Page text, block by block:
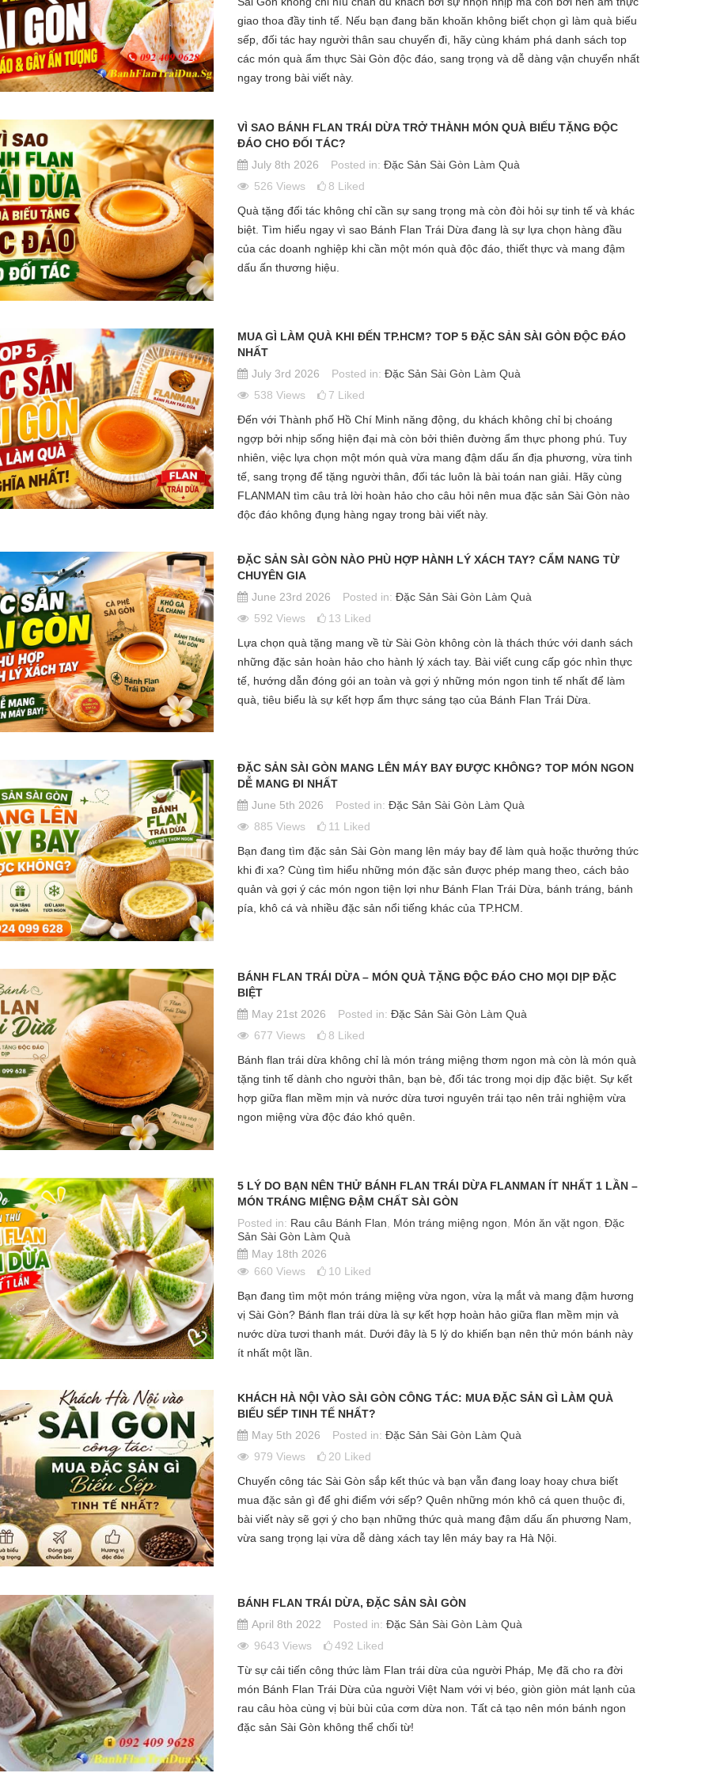
TRÁNG MIỆNG GIẢI
HÈ SÀI GÒN NGON &
tráng miệng ngon
0comments
hè với cái nắng oi ả
ta thèm những
mát. Cùng điểm
VÌ SAO RAU CÂU BÁNH FLAN
ĐƯỢC GIỚI TRẺ YÊU THÍCH? 7
LÝ DO KHÔNG THỂ BỎ QUA
Posted in:Rau câu Bánh Flan
June 11th 2026
1147views
comments
18 Liked
Rau câu bánh flan không chỉ là một
món tráng miệng, mà còn là "chân
ái" giải nhiệt của giới trẻ. Sự kết
TOP 5 MÓN TRÁNG MIỆNG NGON
NHẤT SÀI GÒN BẠN NÊN THỬ ÍT
NHẤT MỘT LẦN
Posted in:
1043views 0 comments
14 Liked
Bạn đang tìm món tráng miệng
KHÁCH HÀ NỘI VÀO SÀI GÒN
Quà
May 5th 2026
979views
Liked
điểm với sếp? Quên...
MIỆNG NGON
DỄ LÀM, THANH
TÌNH THÂN
tráng miệng ngon
0comments
ăn gia đình, một món
mát không chỉ
tuyệt...
TOP 5 MÓN QUÀ ẨM THỰC SÀI
GÒN ĐỘC ĐÁO MUA TẶNG
NGƯỜI THÂN NHẤT ĐỊNH PHẢI
BIẾT
Posted in:Đặc Sản Sài Gòn Làm
Quà
July 17th 2026
499views
comments
6 Liked
Sài Gòn không chỉ níu chân du
nền ẩm thực giao thoa đầy tinh tế.
Nếu bạn đang băn...
TRỞ THÀNH MÓN QUÀ BIẾU
TẶNG ĐỘC ĐÁO CHO ĐỐI TÁC?
Quà
July 8th 2026
526views 0comments
8
Liked
Quà
July 3rd 2026
538views
7 Liked
giao thoa đầy tinh tế. Nếu bạn đang băn khoăn không biết chọn gì làm quà biếu
sếp, đối tác hay người thân sau chuyến đi, hãy cùng khám phá danh sách top
các món quà ẩm thực Sài Gòn độc đáo, sang trọng và dễ dàng vận chuyển nhất
ngay trong bài viết này.
VÌ SAO BÁNH FLAN TRÁI DỪA TRỞ THÀNH MÓN QUÀ BIẾU TẶNG ĐỘC
ĐÁO CHO ĐỐI TÁC?
Posted in: Đặc Sản Sài Gòn Làm Quà
July 8th 2026
526 Views 8 Liked
Quà tặng đối tác không chỉ cần sự sang trọng mà còn đòi hỏi sự tinh tế và khác
biệt. Tìm hiểu ngay vì sao Bánh Flan Trái Dừa đang là sự lựa chọn hàng đầu
của các doanh nghiệp khi cần một món quà độc đáo, thiết thực và mang đậm
dấu ấn thương hiệu.
MUA GÌ LÀM QUÀ KHI ĐẾN TP.HCM? TOP 5 ĐẶC SẢN SÀI GÒN ĐỘC ĐÁO
NHẤT
Posted in: Đặc Sản Sài Gòn Làm Quà
July 3rd 2026
538 Views 7 Liked
Đến với Thành phố Hồ Chí Minh năng động, du khách không chỉ bị choáng
ngợp bởi nhịp sống hiện đại mà còn bởi thiên đường ẩm thực phong phú. Tuy
nhiên, việc lựa chọn một món quà vừa mang đậm dấu ấn địa phương, vừa tinh
tế, sang trọng để tặng người thân, đối tác luôn là bài toán nan giải. Hãy cùng
FLANMAN tìm câu trả lời hoàn hảo cho câu hỏi nên mua đặc sản Sài Gòn nào
độc đáo không đụng hàng ngay trong bài viết này.
ĐẶC SẢN SÀI GÒN NÀO PHÙ HỢP HÀNH LÝ XÁCH TAY? CẨM NANG TỪ
CHUYÊN GIA
Posted in: Đặc Sản Sài Gòn Làm Quà
June 23rd 2026
592 Views 13 Liked
Lựa chọn quà tặng mang về từ Sài Gòn không còn là thách thức với danh sách
những đặc sản hoàn hảo cho hành lý xách tay. Bài viết cung cấp góc nhìn thực
tế, hướng dẫn đóng gói an toàn và gợi ý những món ngon tinh tế nhất để làm
quà, tiêu biểu là sự kết hợp ẩm thực sáng tạo của Bánh Flan Trái Dừa.
ĐẶC SẢN SÀI GÒN MANG LÊN MÁY BAY ĐƯỢC KHÔNG? TOP MÓN NGON
DỄ MANG ĐI NHẤT
Posted in: Đặc Sản Sài Gòn Làm Quà
June 5th 2026
885 Views 11 Liked
Bạn đang tìm đặc sản Sài Gòn mang lên máy bay để làm quà hoặc thưởng thức
khi đi xa? Cùng tìm hiểu những món đặc sản được phép mang theo, cách bảo
quản và gợi ý các món ngon tiện lợi như Bánh Flan Trái Dừa, bánh tráng, bánh
pía, khô cá và nhiều đặc sản nổi tiếng khác của TP.HCM.
BÁNH FLAN TRÁI DỪA – MÓN QUÀ TẶNG ĐỘC ĐÁO CHO MỌI DỊP ĐẶC
BIỆT
Posted in: Đặc Sản Sài Gòn Làm Quà
May 21st 2026
677 Views 8 Liked
Bánh flan trái dừa không chỉ là món tráng miệng thơm ngon mà còn là món quà
tặng tinh tế dành cho người thân, bạn bè, đối tác trong mọi dịp đặc biệt. Sự kết
hợp giữa flan mềm mịn và nước dừa tươi nguyên trái tạo nên trải nghiệm vừa
ngon miệng vừa độc đáo khó quên.
5 LÝ DO BẠN NÊN THỬ BÁNH FLAN TRÁI DỪA FLANMAN ÍT NHẤT 1 LẦN –
MÓN TRÁNG MIỆNG ĐẬM CHẤT SÀI GÒN
Posted in: Rau câu Bánh Flan Món tráng miệng ngon Món ăn vặt ngon Đặc
Sản Sài Gòn Làm Quà
May 18th 2026
660 Views 10 Liked
Bạn đang tìm một món tráng miệng vừa ngon, vừa lạ mắt và mang đậm hương
vị Sài Gòn? Bánh flan trái dừa là sự kết hợp hoàn hảo giữa flan mềm mịn và
nước dừa tươi thanh mát. Dưới đây là 5 lý do khiến bạn nên thử món bánh này
ít nhất một lần.
KHÁCH HÀ NỘI VÀO SÀI GÒN CÔNG TÁC: MUA ĐẶC SẢN GÌ LÀM QUÀ
BIẾU SẾP TINH TẾ NHẤT?
Posted in: Đặc Sản Sài Gòn Làm Quà
May 5th 2026
979 Views 20 Liked
Chuyến công tác Sài Gòn sắp kết thúc và bạn vẫn đang loay hoay chưa biết
mua đặc sản gì để ghi điểm với sếp? Quên những món khô cá quen thuộc đi,
bài viết này sẽ gợi ý cho bạn những thức quà mang đậm dấu ấn phương Nam,
vừa sang trọng lại vừa dễ dàng xách tay lên máy bay ra Hà Nội.
BÁNH FLAN TRÁI DỪA, ĐẶC SẢN SÀI GÒN
Posted in: Đặc Sản Sài Gòn Làm Quà
April 8th 2022
9643 Views 492 Liked
Từ sự cải tiến công thức làm Flan trái dừa của người Pháp, Mẹ đã cho ra đời
món Bánh Flan Trái Dừa của người Việt Nam với vị béo, giòn giòn mát lạnh của
rau câu hòa cùng vị bùi bùi của cơm dừa non. Tất cả tạo nên món bánh ngon
đặc sản Sài Gòn không thể chối từ!